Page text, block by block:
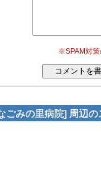
※SPAM対策
ごみの里病院] 周辺